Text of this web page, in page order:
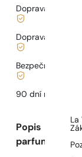
Doprava
Doprava od
Bezpečné
90 dní na
Popis
parfumu
La